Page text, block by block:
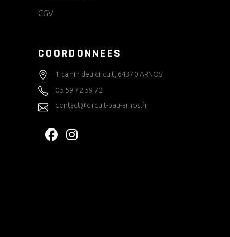
CGV
COORDONNEES
1 camin deu circuit, 64370 ARNOS
05 59 72 59 72
contact@circuit-pau-arnos.fr